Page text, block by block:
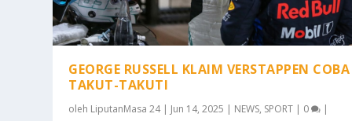
GEORGE RUSSELL KLAIM VERSTAPPEN COBA
TAKUT-TAKUTI
oleh LiputanMasa 24| Jun 14, 2025 | NEWS, SPORT | 0 |